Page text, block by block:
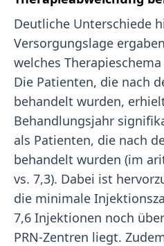
Deutliche Unterschiede
Versorgungslage
welches
Die Patienten, die nach
behandelt wurden,
Behandlungsjahr
als Patienten, die nach
behandelt wurden (im
vs. 7,3). Dabei ist
die minimale
7,6 Injektionen noch
PRN-Zentren liegt.